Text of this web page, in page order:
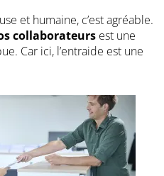
et humaine, c’est agréable.
collaborateurs est une
Car ici, l’entraide est une